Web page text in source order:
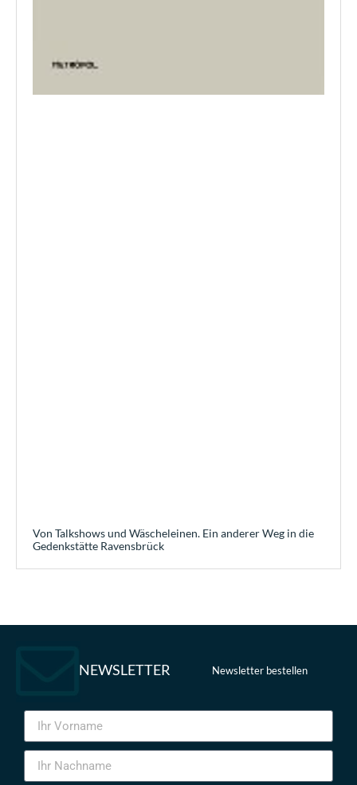
Von Talkshows und Wäscheleinen. Ein anderer Weg in die
Gedenkstätte Ravensbrück
NEWSLETTER Newsletter bestellen